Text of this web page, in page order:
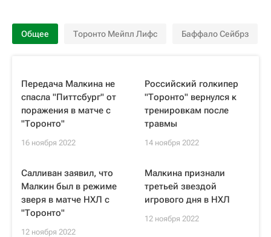
Общее Торонто Мейпл Лифс Баффало Сейбрз
Передача Малкина не
спасла "Питтсбург" от
поражения в матче с
"Торонто"
16 ноября 2022
Российский голкипер
"Торонто" вернулся к
тренировкам после
травмы
14 ноября 2022
Салливан заявил, что
Малкин был в режиме
зверя в матче НХЛ с
"Торонто"
12 ноября 2022
Малкина признали
третьей звездой
игрового дня в НХЛ
12 ноября 2022